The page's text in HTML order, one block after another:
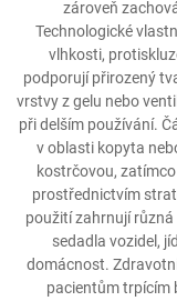
zároveň
Technologické
vlhkosti,
podporují přirozený
vrstvy z gelu nebo
při delším používání.
v oblasti kopyta
kostrčovou,
prostřednictvím
použití zahrnují
sedadla vozidel,
domácnost.
pacientům trpícím